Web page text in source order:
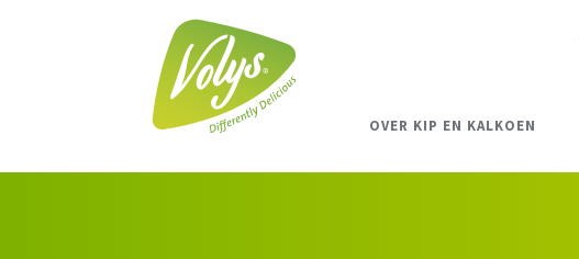
OVER KIP EN KALKOEN